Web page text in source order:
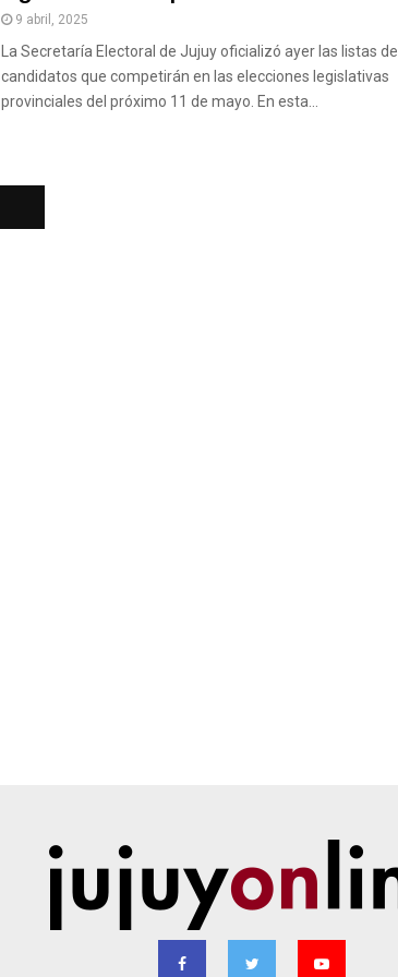
9 abril, 2025
La Secretaría Electoral de Jujuy oficializó ayer las listas de
candidatos que competirán en las elecciones legislativas
provinciales del próximo 11 de mayo. En esta...